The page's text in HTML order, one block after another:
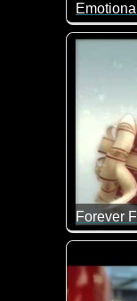
Das ist
Es zeigt
Das